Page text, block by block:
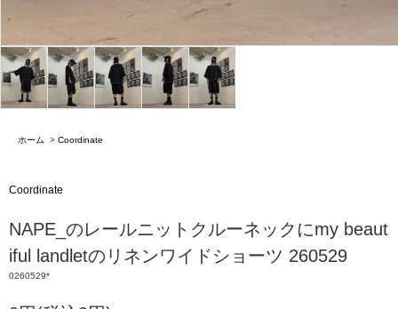
ホーム > Coordinate
Coordinate
NAPE_のレールニットクルーネックにmy beaut
iful landletのリネンワイドショーツ 260529
0260529*